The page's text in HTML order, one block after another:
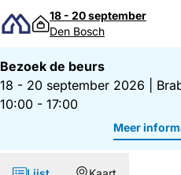
Direct naar inhoud
18 - 20 september
Den Bosch
Bezoek de beurs
18 - 20 september 2026
10:00 - 17:00
Meer